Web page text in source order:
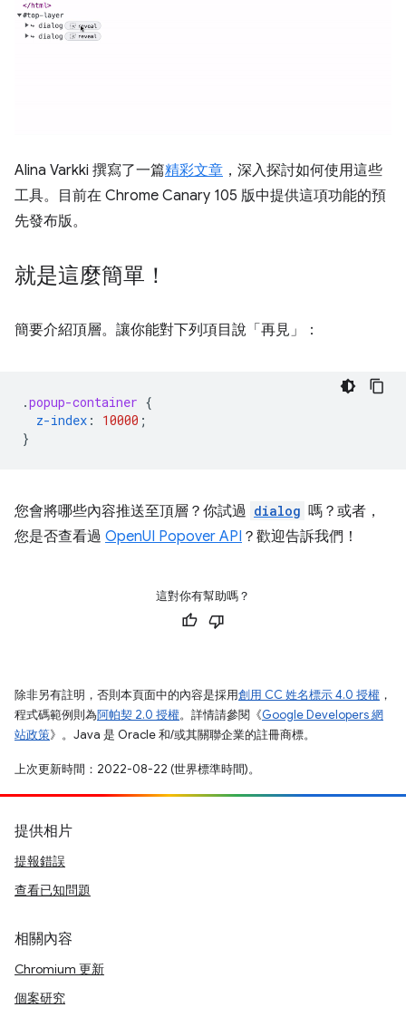
Alina Varkki 撰寫了一篇精彩文章 ，深入探討如何使用這些
工具。目前在 Chrome Canary 105 版中提供這項功能的預
先發布版。
就是這麼簡單！
簡要介紹頂層。讓你能對下列項目說「再見」：
.popup-container {
z-index : 10000 ;
}
您會將哪些內容推送至頂層？你試過 dialog 嗎？或者，
您是否查看過 OpenUI Popover API ？歡迎告訴我們！
這對你有幫助嗎？
除非另有註明，否則本頁面中的內容是採用創用 CC 姓名標示 4.0 授權 ，
程式碼範例則為阿帕契 2.0 授權。詳情請參閱《Google Developers 網
站政策》。Java 是 Oracle 和/或其關聯企業的註冊商標。
上次更新時間：2022-08-22 (世界標準時間)。
提供相片
提報錯誤
查看已知問題
相關內容
Chromium 更新
個案研究